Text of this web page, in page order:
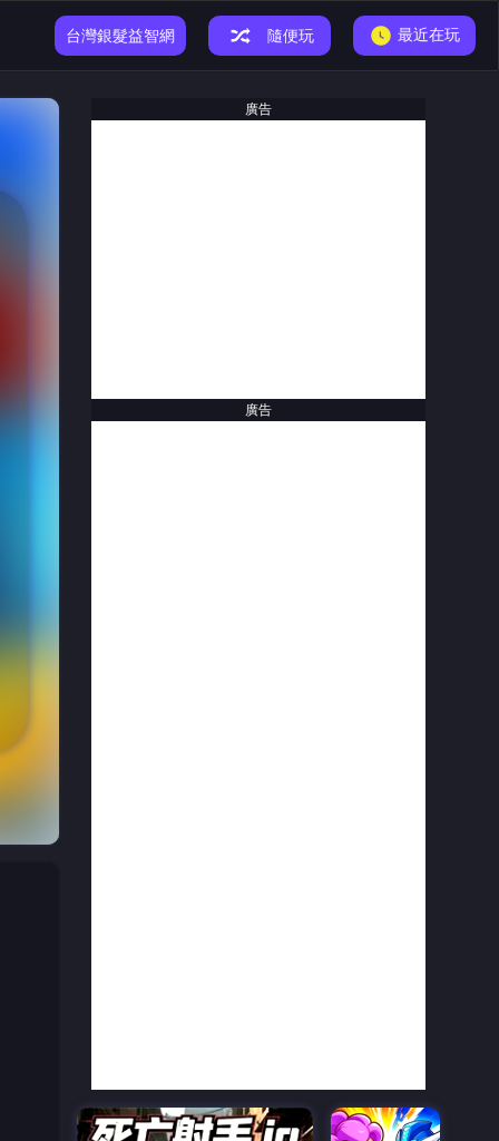
小恐龍遊戲
台灣銀髮益智網 隨便玩 最近在玩
廣告
廣告